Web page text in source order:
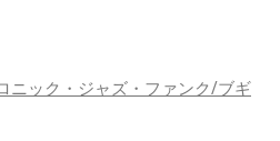
ニック・ジャズ・ファンク/ブギ